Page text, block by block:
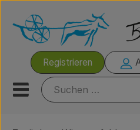
Registrieren
Mobiles